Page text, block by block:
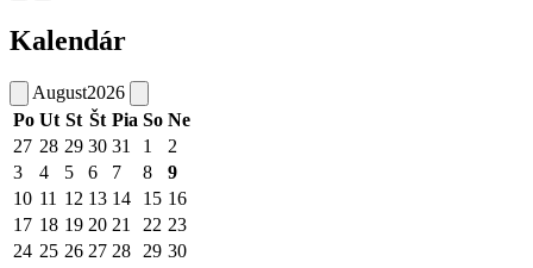
Kalendár
August2026
Po Ut St Št Pia So Ne
27 28 29 30 31 1
2
3
4 5 6 7 8
9
10 11 12 13 14 15 16
17 18 19 20 21 22 23
24 25 26 27 28 29 30